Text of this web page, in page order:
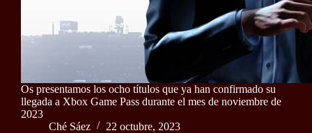
Os presentamos los ocho títulos que ya han confirmado su
llegada a Xbox Game Pass durante el mes de noviembre de
2023
Ché Sáez
22 octubre, 2023